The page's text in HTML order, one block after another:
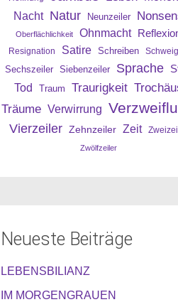
Nacht Natur Neunzeiler
Oberflächlichkeit Ohnmacht
Resignation Satire Schreiben
Sechszeiler Siebenzeiler Sprache
Tod Traum Traurigkeit
Träume Verwirrung
Vierzeiler Zehnzeiler Zeit
Zwölfzeiler
Neueste Beiträge
LEBENSBILIANZ
IM MORGENGRAUEN